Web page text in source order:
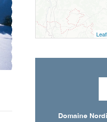
Domaine